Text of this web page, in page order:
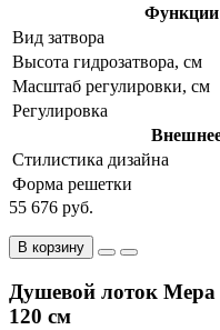
Функции
Вид затвора
Высота гидрозатвора, см
Масштаб регулировки, см
Регулировка
Стилистика дизайна
Форма решетки
55 676 руб.
В корзину
Душевой лоток Mepa
120 см